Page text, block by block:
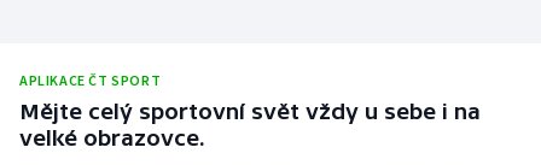
Veslování
APLIKACE ČT SPORT
Mějte celý sportovní svět vždy u sebe i na
velké obrazovce.